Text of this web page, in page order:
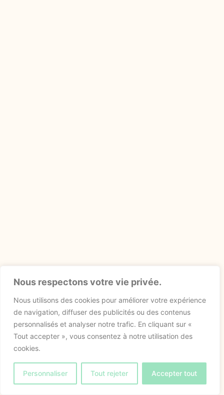
Nous respectons votre vie privée.
Nous utilisons des cookies pour améliorer votre expérience
de navigation, diffuser des publicités ou des contenus
personnalisés et analyser notre trafic. En cliquant sur «
Tout accepter », vous consentez à notre utilisation des
cookies.
Personnaliser Tout rejeter Accepter tout